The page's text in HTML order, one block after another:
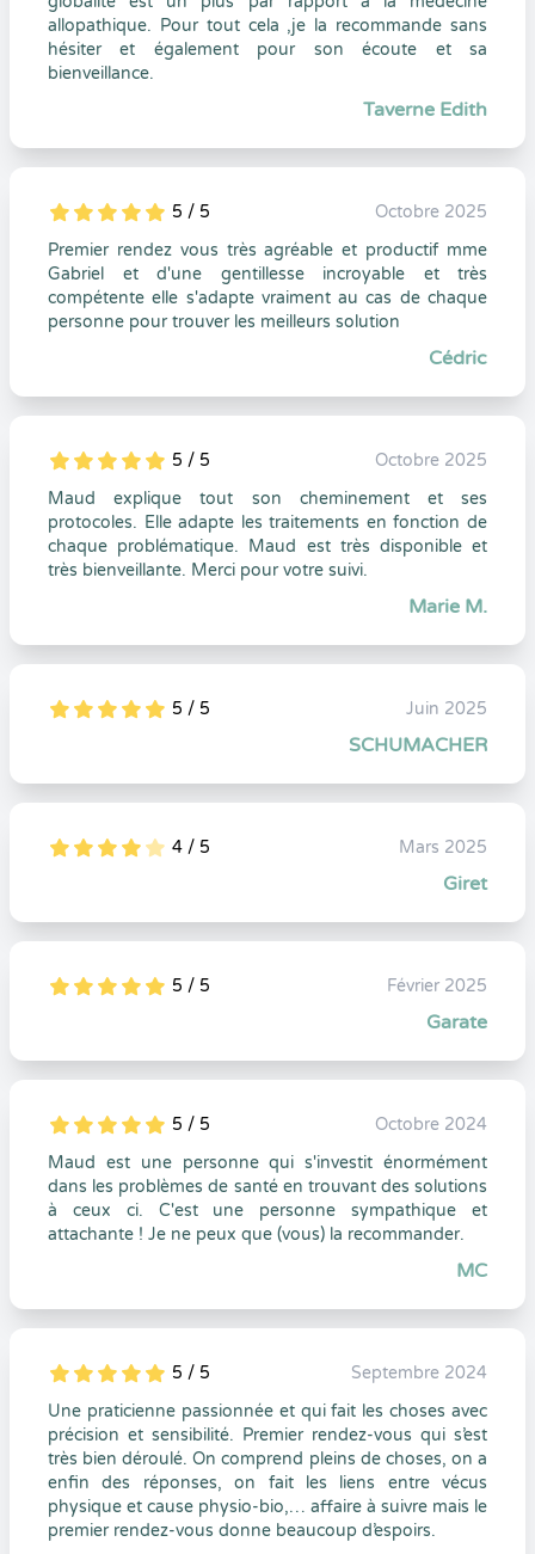
allopathique. Pour tout cela ,je la recommande sans
hésiter et également pour son écoute et sa
bienveillance.
Taverne Edith
5
1
5
0 5 / 5
Octobre 2025
Premier rendez vous très agréable et productif mme
Gabriel et d'une gentillesse incroyable et très
compétente elle s'adapte vraiment au cas de chaque
personne pour trouver les meilleurs solution
Cédric
5
1
5
0 5 / 5
Octobre 2025
Maud explique tout son cheminement et ses
protocoles. Elle adapte les traitements en fonction de
chaque problématique. Maud est très disponible et
très bienveillante. Merci pour votre suivi.
Marie M.
5
1
5
0 5 / 5 Juin 2025
SCHUMACHER
5
1
4
0 4 / 5 Mars 2025
Giret
5
1
5
0 5 / 5 Février 2025
Garate
5
1
5
0 5 / 5
Octobre 2024
Maud est une personne qui s'investit énormément
dans les problèmes de santé en trouvant des solutions
à ceux ci. C'est une personne sympathique et
attachante ! Je ne peux que (vous) la recommander.
MC
5
1
5
0 5 / 5
Septembre 2024
Une praticienne passionnée et qui fait les choses avec
précision et sensibilité. Premier rendez-vous qui s’est
très bien déroulé. On comprend pleins de choses, on a
enfin des réponses, on fait les liens entre vécus
physique et cause physio-bio,… affaire à suivre mais le
premier rendez-vous donne beaucoup d’espoirs.